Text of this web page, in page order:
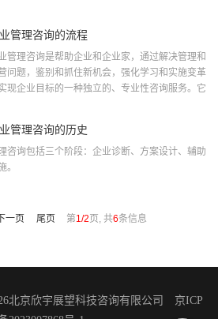
管理咨询的流程
管理咨询是帮助企业和企业家，通过解决管理和
问题，鉴别和抓住新机会，强化学习和实施变革
现企业目标的一种独立的、专业性咨询服务。它
管理咨询的历史
咨询包括三个阶段：企业诊断、方案设计、辅助
。
一页 尾页 第1/2页, 共6条信息
北京欣宇展望科技咨询有限公司 京ICP